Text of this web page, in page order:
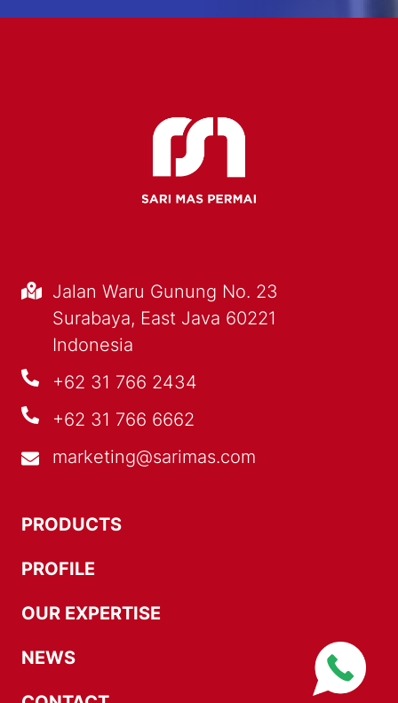
Jalan Waru Gunung No. 23
Surabaya, East Java 60221
Indonesia
+62 31 766 2434
+62 31 766 6662
marketing@sarimas.com
PRODUCTS
PROFILE
OUR EXPERTISE
NEWS